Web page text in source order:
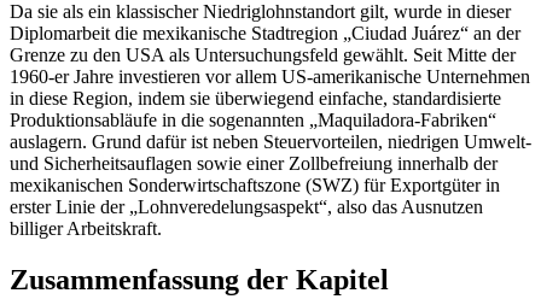
Da sie als ein klassischer Niedriglohnstandort gilt, wurde in dieser
Diplomarbeit die mexikanische Stadtregion „Ciudad Juárez“ an der
Grenze zu den USA als Untersuchungsfeld gewählt. Seit Mitte der
1960-er Jahre investieren vor allem US-amerikanische Unternehmen
in diese Region, indem sie überwiegend einfache, standardisierte
Produktionsabläufe in die sogenannten „Maquiladora-Fabriken“
auslagern. Grund dafür ist neben Steuervorteilen, niedrigen Umwelt-
und Sicherheitsauflagen sowie einer Zollbefreiung innerhalb der
mexikanischen Sonderwirtschaftszone (SWZ) für Exportgüter in
erster Linie der „Lohnveredelungsaspekt“, also das Ausnutzen
billiger Arbeitskraft.
Zusammenfassung der Kapitel